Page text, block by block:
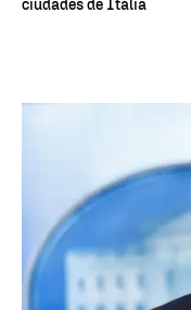
ciudades de Italia